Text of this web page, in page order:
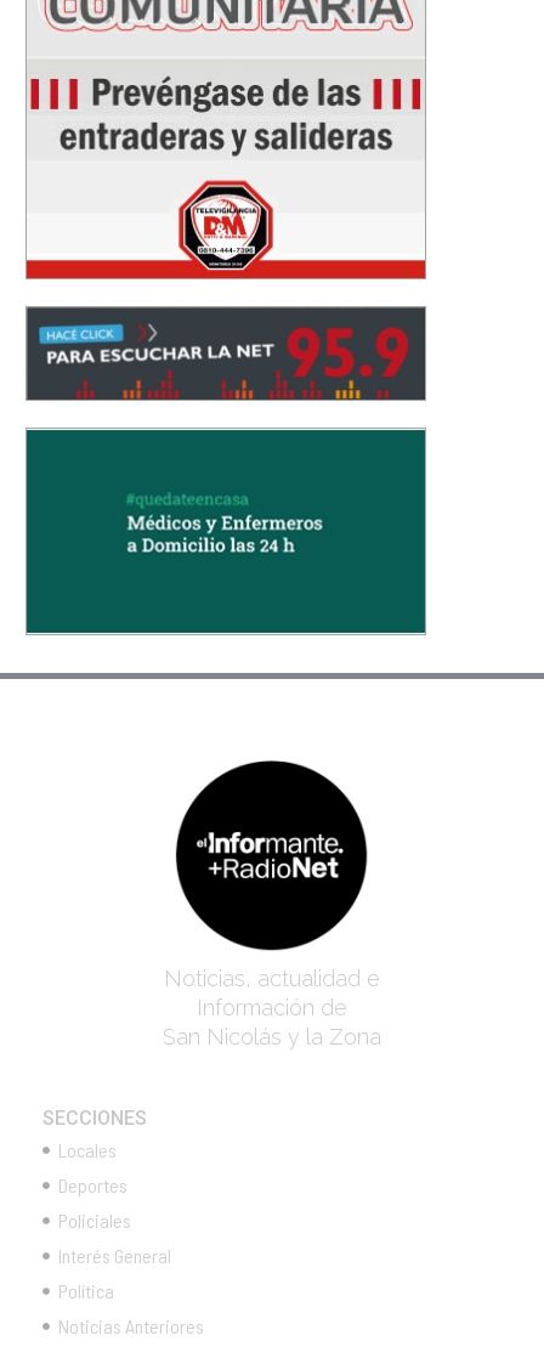
Noticias, actualidad e
Información de
San Nicolás y la Zona
SECCIONES
Locales
Deportes
Policiales
Interés General
Política
Noticias Anteriores